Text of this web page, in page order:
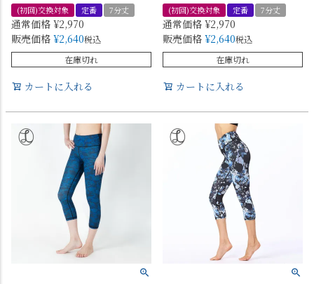
(初回)交換対象 定番 7分丈
通常価格 ¥2,970
販売価格 ¥2,640税込
在庫切れ
カートに入れる
(初回)交換対象 定番 7分丈
通常価格 ¥2,970
販売価格 ¥2,640税込
在庫切れ
カートに入れる